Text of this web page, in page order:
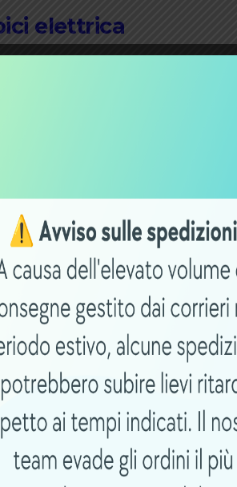
elettrica
o passare alla pedalata
batteria, in quanto il lavoro
una ridotta quantità di energia.
della tua ebike
ha la tendenza a scaldarsi
il rischio di un’usura
del pacco batteria e ne
potrai allungare la vita della
verrà prelevata da entrambi i
danneggiandone la chimica.
alla tua e-bike prestazioni
per ebike
ma dove si installa e come?
supplementare al porta borraccia,
permettono addirittura